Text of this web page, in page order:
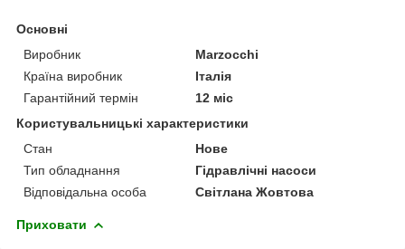
Основні
Виробник
Marzocchi
Країна виробник
Італія
Гарантійний термін
12 міс
Користувальницькі характеристики
Стан
Нове
Тип обладнання
Гідравлічні насоси
Відповідальна особа
Світлана Жовтова
Приховати